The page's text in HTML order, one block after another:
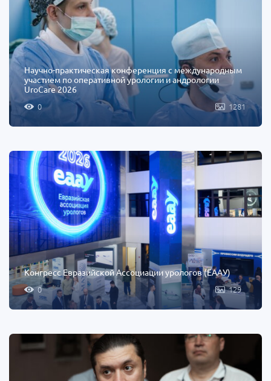
Научно-практическая конференция с международным
участием по оперативной урологии и андрологии
UroCare 2026
0 1281
Конгресс Евразийской Ассоциации урологов (EAAУ)
0 129